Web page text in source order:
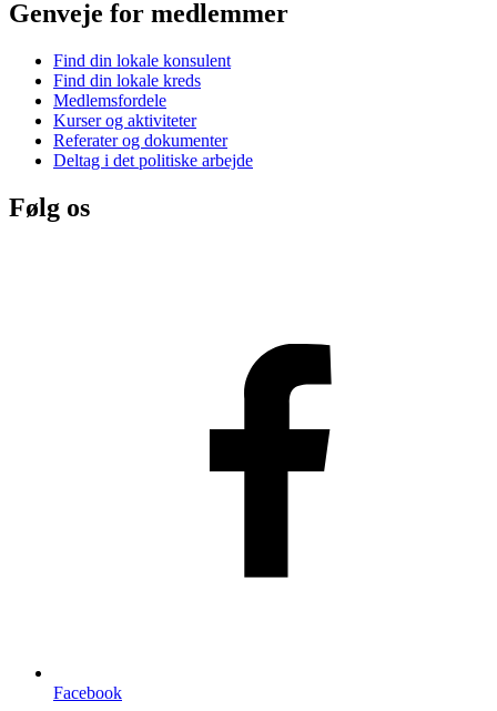
Genveje for medlemmer
Find din lokale konsulent
Find din lokale kreds
Medlemsfordele
Kurser og aktiviteter
Referater og dokumenter
Deltag i det politiske arbejde
Følg os
Facebook